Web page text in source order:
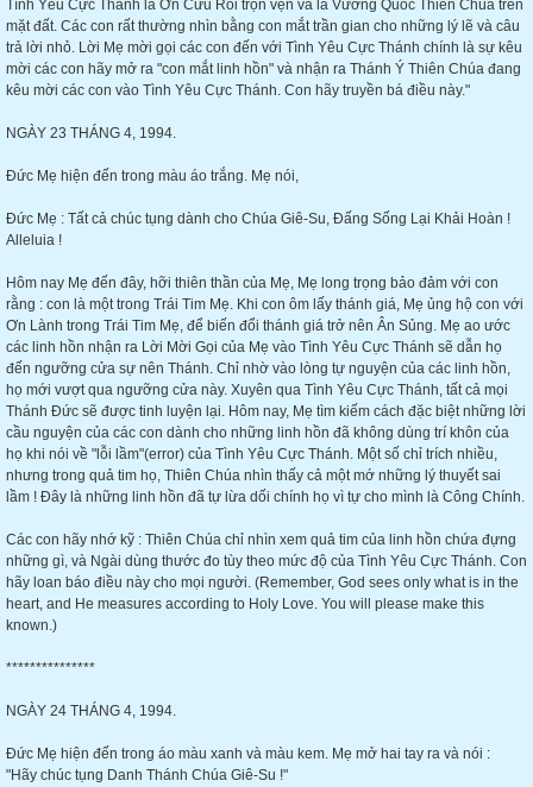
Tình Yêu Cực Thánh là Ơn Cứu Rỗi trọn vẹn và là Vương Quốc Thiên Chúa trên
mặt đất. Các con rất thường nhìn bằng con mắt trần gian cho những lý lẽ và câu
trả lời nhỏ. Lời Mẹ mời gọi các con đến với Tình Yêu Cực Thánh chính là sự kêu
mời các con hãy mở ra "con mắt linh hồn" và nhận ra Thánh Ý Thiên Chúa đang
kêu mời các con vào Tình Yêu Cực Thánh. Con hãy truyền bá điều này."
NGÀY 23 THÁNG 4, 1994.
Đức Mẹ hiện đến trong màu áo trắng. Mẹ nói,
Đức Mẹ : Tất cả chúc tụng dành cho Chúa Giê-Su, Đấng Sống Lại Khải Hoàn !
Alleluia !
Hôm nay Mẹ đến đây, hỡi thiên thần của Mẹ, Mẹ long trọng bảo đảm với con
rằng : con là một trong Trái Tim Mẹ. Khi con ôm lấy thánh giá, Mẹ ủng hộ con với
Ơn Lành trong Trái Tim Mẹ, để biến đổi thánh giá trở nên Ân Sủng. Mẹ ao ước
các linh hồn nhận ra Lời Mời Gọi của Mẹ vào Tình Yêu Cực Thánh sẽ dẫn họ
đến ngưỡng cửa sự nên Thánh. Chỉ nhờ vào lòng tự nguyện của các linh hồn,
họ mới vượt qua ngưỡng cửa này. Xuyên qua Tình Yêu Cực Thánh, tất cả mọi
Thánh Đức sẽ được tinh luyện lại. Hôm nay, Mẹ tìm kiếm cách đặc biệt những lời
cầu nguyện của các con dành cho những linh hồn đã không dùng trí khôn của
họ khi nói về "lỗi lầm"(error) của Tình Yêu Cực Thánh. Một số chỉ trích nhiều,
nhưng trong quả tim họ, Thiên Chúa nhìn thấy cả một mớ những lý thuyết sai
lầm ! Đây là những linh hồn đã tự lừa dối chính họ vì tự cho mình là Công Chính.
Các con hãy nhớ kỹ : Thiên Chúa chỉ nhìn xem quả tim của linh hồn chứa đựng
những gì, và Ngài dùng thước đo tùy theo mức độ của Tình Yêu Cực Thánh. Con
hãy loan báo điều này cho mọi người. (Remember, God sees only what is in the
heart, and He measures according to Holy Love. You will please make this
known.)
***************
NGÀY 24 THÁNG 4, 1994.
Đức Mẹ hiện đến trong áo màu xanh và màu kem. Mẹ mở hai tay ra và nói :
"Hãy chúc tụng Danh Thánh Chúa Giê-Su !"